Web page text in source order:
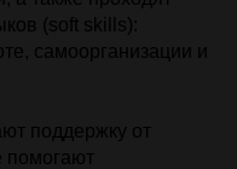
(soft skills):
самоорганизации и
поддержку от
помогают